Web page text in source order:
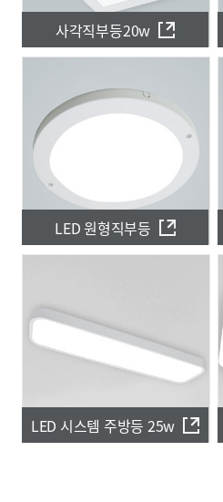
사각직부등20w
LED 원형직부등
LED 시스템 주방등 25w